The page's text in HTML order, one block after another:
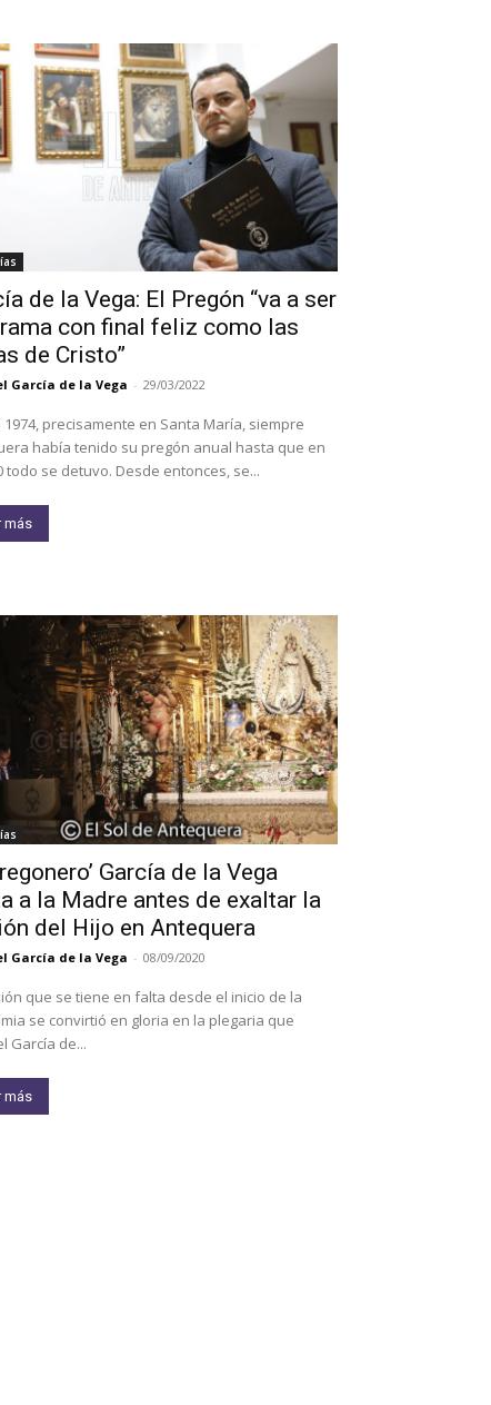
de la Vega: El Pregón “va a ser
con final feliz como las
de Cristo”
García de la Vega - 29/03/2022
1974, precisamente en Santa María, siempre
había tenido su pregón anual hasta que en
todo se detuvo. Desde entonces, se...
más
García de la Vega
a la Madre antes de exaltar la
del Hijo en Antequera
García de la Vega - 08/09/2020
que se tiene en falta desde el inicio de la
se convirtió en gloria en la plegaria que
García de...
más